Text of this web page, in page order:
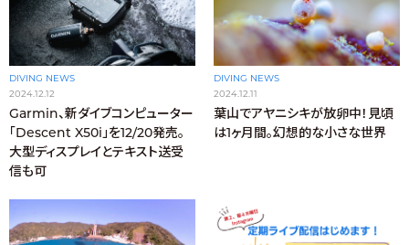
DIVING NEWS
2024.12.12
Garmin、新ダイブコンピューター
「Descent X50i」を12/20発売。
大型ディスプレイとテキスト送受
信も可
DIVING NEWS
2024.12.11
葉山でアヤニシキが放卵中！見頃
は1ヶ月間。幻想的な小さな世界